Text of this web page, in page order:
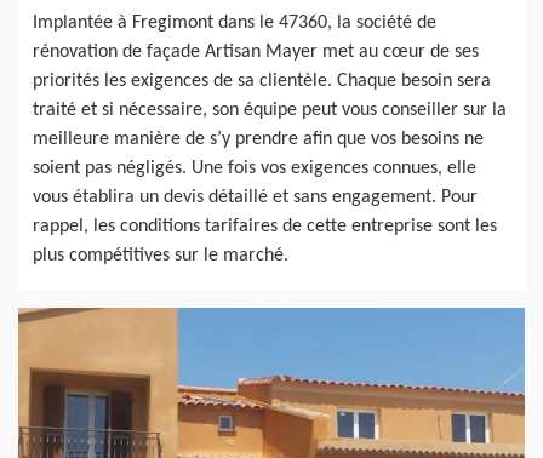
Implantée à Fregimont dans le 47360, la société de
rénovation de façade Artisan Mayer met au cœur de ses
priorités les exigences de sa clientèle. Chaque besoin sera
traité et si nécessaire, son équipe peut vous conseiller sur la
meilleure manière de s’y prendre afin que vos besoins ne
soient pas négligés. Une fois vos exigences connues, elle
vous établira un devis détaillé et sans engagement. Pour
rappel, les conditions tarifaires de cette entreprise sont les
plus compétitives sur le marché.